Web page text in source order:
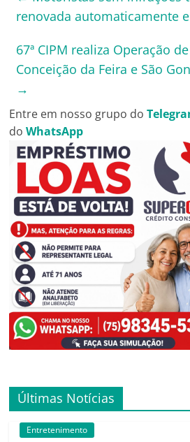
renovada automaticamente
67ª CIPM realiza Operação
Conceição da Feira e São
→
Entre em nosso grupo do
doWhatsApp
Últimas Notícias
Entretenimento